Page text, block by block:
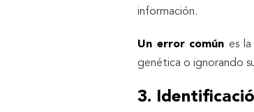
información.
Un error común es
genética o ignorando
3.